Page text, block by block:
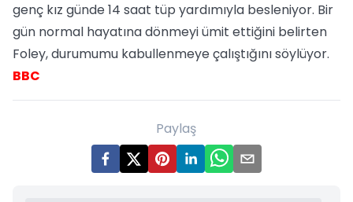
genç kız günde 14 saat tüp yardımıyla besleniyor. Bir
gün normal hayatına dönmeyi ümit ettiğini belirten
Foley, durumumu kabullenmeye çalıştığını söylüyor.
BBC
Paylaş